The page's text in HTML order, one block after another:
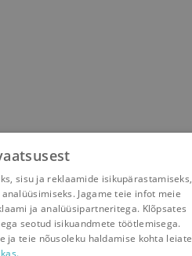
sisu ja reklaamide isikupärastamiseks,
Jagame teie infot meie
ja analüüsipartneritega. Klõpsates
seotud isikuandmete töötlemisega.
ja teie nõusoleku haldamise kohta leiate